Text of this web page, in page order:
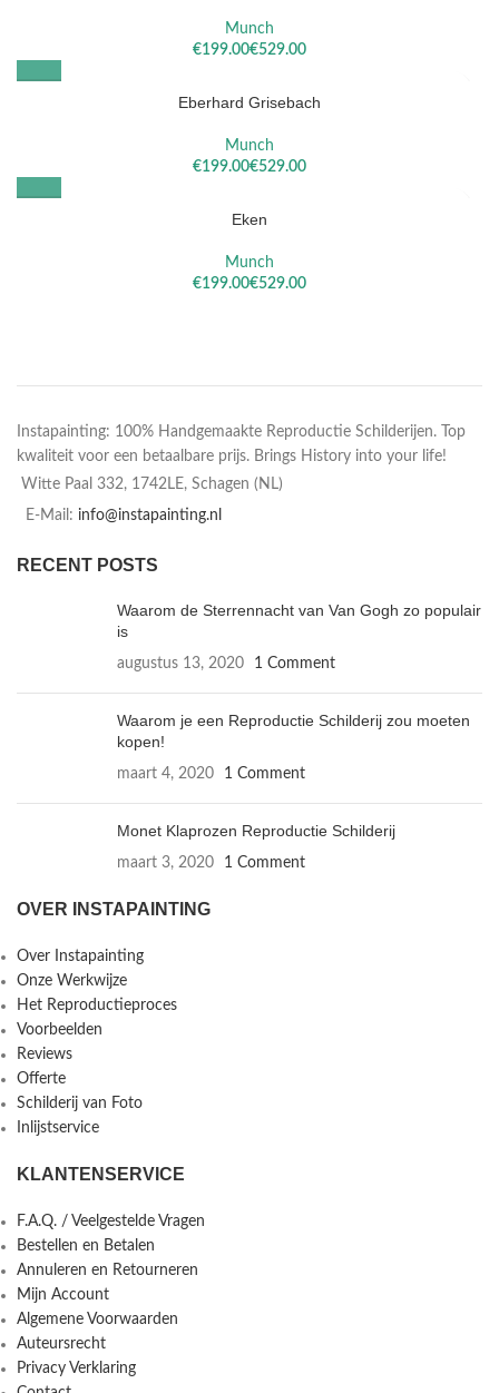
Munch
€
€
Eberhard Grisebach
Munch
€
€
Eken
Munch
€
€
Instapainting: 100% Handgemaakte Reproductie Schilderijen. Top
kwaliteit voor een betaalbare prijs. Brings History into your life!
Witte Paal 332, 1742LE, Schagen (NL)
E-Mail: info@instapainting.nl
RECENT POSTS
Waarom de Sterrennacht van Van Gogh zo populair
is
augustus 13, 2020 1 Comment
Waarom je een Reproductie Schilderij zou moeten
kopen!
maart 4, 2020 1 Comment
Monet Klaprozen Reproductie Schilderij
maart 3, 2020 1 Comment
OVER INSTAPAINTING
Over Instapainting
Onze Werkwijze
Het Reproductieproces
Voorbeelden
Reviews
Offerte
Schilderij van Foto
Inlijstservice
KLANTENSERVICE
F.A.Q. / Veelgestelde Vragen
Bestellen en Betalen
Annuleren en Retourneren
Mijn Account
Algemene Voorwaarden
Auteursrecht
Privacy Verklaring